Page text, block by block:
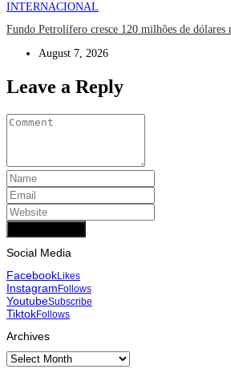
INTERNACIONAL
Fundo Petrolífero cresce 120 milhões de dólares
August 7, 2026
Leave a Reply
Social Media
FacebookLikes
InstagramFollows
YoutubeSubscribe
TiktokFollows
Archives
Archives